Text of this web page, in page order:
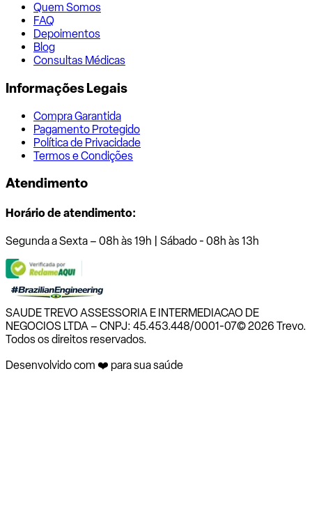
Quem Somos
FAQ
Depoimentos
Blog
Consultas Médicas
Informações Legais
Compra Garantida
Pagamento Protegido
Política de Privacidade
Termos e Condições
Atendimento
Horário de atendimento:
Segunda a Sexta – 08h às 19h | Sábado - 08h às 13h
SAUDE TREVO ASSESSORIA E INTERMEDIACAO DE
NEGOCIOS LTDA – CNPJ: 45.453.448/0001-07© 2026 Trevo.
Todos os direitos reservados.
Desenvolvido com ❤️ para sua saúde